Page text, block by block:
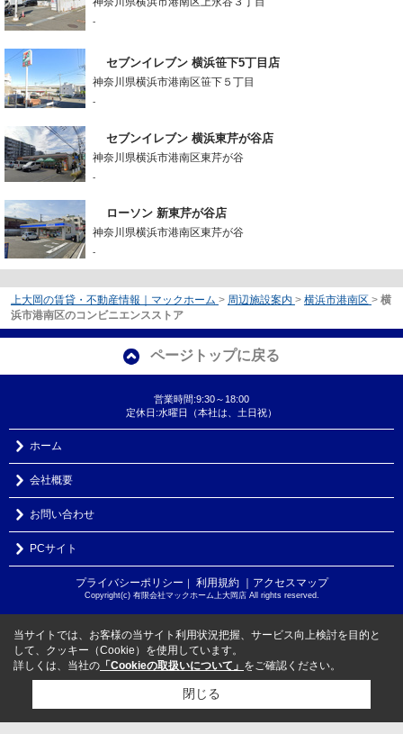
-
セブンイレブン 横浜笹下5丁目店
神奈川県横浜市港南区笹下５丁目
-
セブンイレブン 横浜東芹が谷店
神奈川県横浜市港南区東芹が谷
-
ローソン 新東芹が谷店
神奈川県横浜市港南区東芹が谷
-
上大岡の賃貸・不動産情報｜マックホーム > 周辺施設案内 > 横浜市港南区 > 横
浜市港南区のコンビニエンスストア
ページトップに戻る
営業時間:9:30～18:00
定休日:水曜日（本社は、土日祝）
ホーム
会社概要
お問い合わせ
PCサイト
プライバシーポリシー ｜ 利用規約 ｜アクセスマップ
Copyright(c) 有限会社マックホーム上大岡店 All rights reserved.
当サイトでは、お客様の当サイト利用状況把握、サービス向上検討を目的と
して、クッキー（Cookie）を使用しています。
詳しくは、当社の 「Cookieの取扱いについて」 をご確認ください。
閉じる